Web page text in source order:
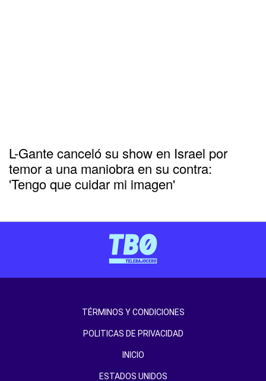
L-Gante canceló su show en Israel por
temor a una maniobra en su contra:
'Tengo que cuidar mi imagen'
TÉRMINOS Y CONDICIONES
POLITICAS DE PRIVACIDAD
INICIO
ESTADOS UNIDOS